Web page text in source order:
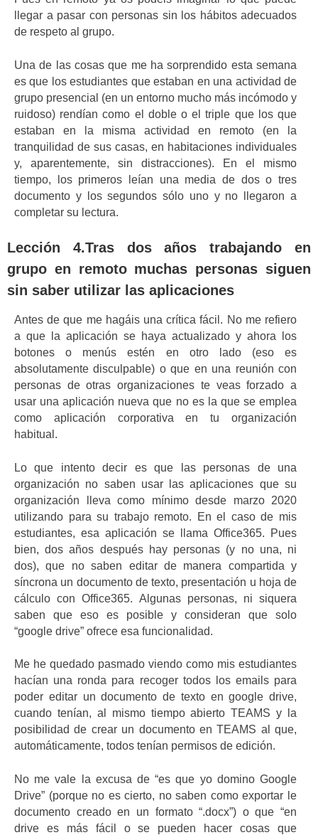
llegar a pasar con personas sin los hábitos adecuados
de respeto al grupo.
Una de las cosas que me ha sorprendido esta semana
es que los estudiantes que estaban en una actividad de
grupo presencial (en un entorno mucho más incómodo y
ruidoso) rendían como el doble o el triple que los que
estaban en la misma actividad en remoto (en la
tranquilidad de sus casas, en habitaciones individuales
y, aparentemente, sin distracciones). En el mismo
tiempo, los primeros leían una media de dos o tres
documento y los segundos sólo uno y no llegaron a
completar su lectura.
Lección 4.Tras dos años trabajando en
grupo en remoto muchas personas siguen
sin saber utilizar las aplicaciones
Antes de que me hagáis una crítica fácil. No me refiero
a que la aplicación se haya actualizado y ahora los
botones o menús estén en otro lado (eso es
absolutamente disculpable) o que en una reunión con
personas de otras organizaciones te veas forzado a
usar una aplicación nueva que no es la que se emplea
como aplicación corporativa en tu organización
habitual.
Lo que intento decir es que las personas de una
organización no saben usar las aplicaciones que su
organización lleva como mínimo desde marzo 2020
utilizando para su trabajo remoto. En el caso de mis
estudiantes, esa aplicación se llama Office365. Pues
bien, dos años después hay personas (y no una, ni
dos), que no saben editar de manera compartida y
síncrona un documento de texto, presentación u hoja de
cálculo con Office365. Algunas personas, ni siquera
saben que eso es posible y consideran que solo
“google drive” ofrece esa funcionalidad.
Me he quedado pasmado viendo como mis estudiantes
hacían una ronda para recoger todos los emails para
poder editar un documento de texto en google drive,
cuando tenían, al mismo tiempo abierto TEAMS y la
posibilidad de crear un documento en TEAMS al que,
automáticamente, todos tenían permisos de edición.
No me vale la excusa de “es que yo domino Google
Drive” (porque no es cierto, no saben como exportar le
documento creado en un formato “.docx”) o que “en
drive es más fácil o se pueden hacer cosas que